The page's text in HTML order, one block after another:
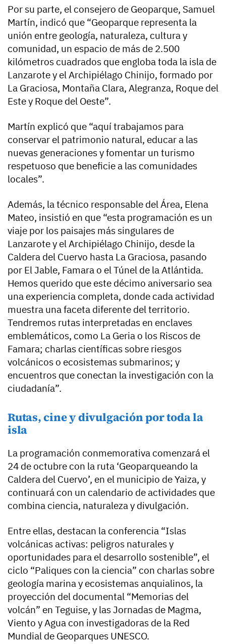
Por su parte, el consejero de Geoparque, Samuel
Martín, indicó que “Geoparque representa la
unión entre geología, naturaleza, cultura y
comunidad, un espacio de más de 2.500
kilómetros cuadrados que engloba toda la isla de
Lanzarote y el Archipiélago Chinijo, formado por
La Graciosa, Montaña Clara, Alegranza, Roque del
Este y Roque del Oeste”.
Martín explicó que “aquí trabajamos para
conservar el patrimonio natural, educar a las
nuevas generaciones y fomentar un turismo
respetuoso que beneficie a las comunidades
locales”.
Además, la técnico responsable del Área, Elena
Mateo, insistió en que “esta programación es un
viaje por los paisajes más singulares de
Lanzarote y el Archipiélago Chinijo, desde la
Caldera del Cuervo hasta La Graciosa, pasando
por El Jable, Famara o el Túnel de la Atlántida.
Hemos querido que este décimo aniversario sea
una experiencia completa, donde cada actividad
muestra una faceta diferente del territorio.
Tendremos rutas interpretadas en enclaves
emblemáticos, como La Geria o los Riscos de
Famara; charlas científicas sobre riesgos
volcánicos o ecosistemas submarinos; y
encuentros que conectan la investigación con la
ciudadanía”.
Rutas, cine y divulgación por toda la
isla
La programación conmemorativa comenzará el
24 de octubre con la ruta ‘Geoparqueando la
Caldera del Cuervo’, en el municipio de Yaiza, y
continuará con un calendario de actividades que
combina ciencia, naturaleza y divulgación.
Entre ellas, destacan la conferencia “Islas
volcánicas activas: peligros naturales y
oportunidades para el desarrollo sostenible”, el
ciclo “Paliques con la ciencia” con charlas sobre
geología marina y ecosistemas anquialinos, la
proyección del documental “Memorias del
volcán” en Teguise, y las Jornadas de Magma,
Viento y Agua con investigadoras de la Red
Mundial de Geoparques UNESCO.